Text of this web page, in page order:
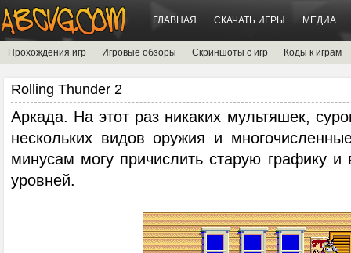
ГЛАВНАЯ СКАЧАТЬ ИГРЫ МЕДИА
Прохождения игр Игровые обзоры Скриншоты с игр Коды к играм
Rolling Thunder 2
Аркада. На этот раз никаких мультяшек,
нескольких видов оружия и
минусам могу причислить старую графику и
уровней.